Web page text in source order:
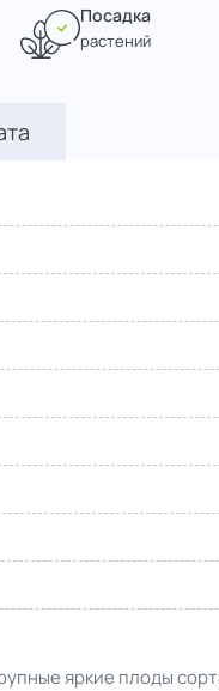
Посадка
растений
яркие плоды